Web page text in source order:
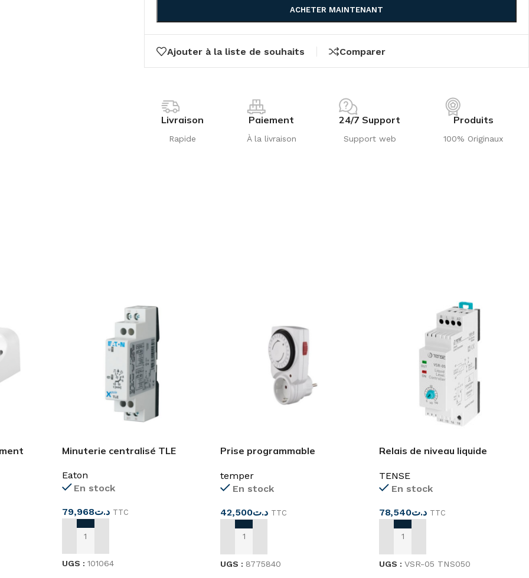
ACHETER MAINTENANT
Ajouter à la liste de souhaits Comparer
Livraison
Rapide
Paiement
À la livraison
24/7 Support
Support web
Produits
100% Originaux
Minuterie centralisé TLE
Eaton
En stock
د.ت79,968 TTC
AJOUTER AU PANIER
UGS : 101064
Prise programmable
temper
En stock
د.ت42,500 TTC
AJOUTER AU PANIER
UGS : 8775840
Relais de niveau liquide
TENSE
En stock
د.ت78,540 TTC
AJOUTER AU PANIER
UGS :VSR-05 TNS050